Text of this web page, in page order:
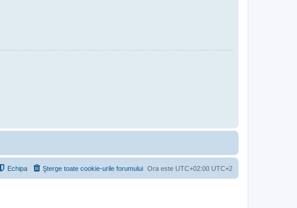
Ora este UTC+02:00 UTC+2
Şterge toate cookie-urile forumului
Echipa